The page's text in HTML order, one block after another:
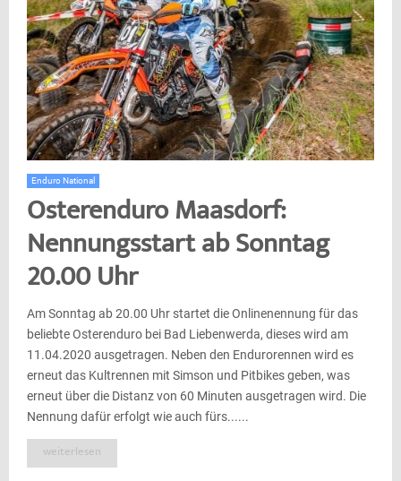
Enduro National
Osterenduro Maasdorf:
Nennungsstart ab Sonntag
20.00 Uhr
Am Sonntag ab 20.00 Uhr startet die Onlinenennung für das
beliebte Osterenduro bei Bad Liebenwerda, dieses wird am
11.04.2020 ausgetragen. Neben den Endurorennen wird es
erneut das Kultrennen mit Simson und Pitbikes geben, was
erneut über die Distanz von 60 Minuten ausgetragen wird. Die
Nennung dafür erfolgt wie auch fürs......
weiterlesen